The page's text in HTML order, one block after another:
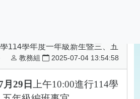
告
114學年度一年級新生暨三、五
教務組 2025-07-04 13:54:58
月 29 日 上午10:00進行114學